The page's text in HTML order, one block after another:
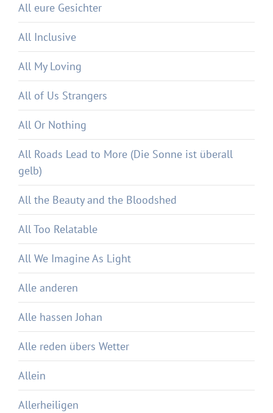
All eure Gesichter
All Inclusive
All My Loving
All of Us Strangers
All Or Nothing
All Roads Lead to More (Die Sonne ist überall
gelb)
All the Beauty and the Bloodshed
All Too Relatable
All We Imagine As Light
Alle anderen
Alle hassen Johan
Alle reden übers Wetter
Allein
Allerheiligen